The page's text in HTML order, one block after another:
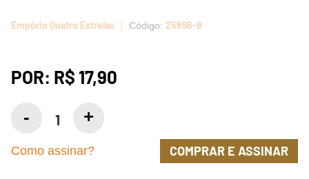
Empório Quatro Estrelas 25896-8
POR: R$ 17,90
Como assinar? COMPRAR E ASSINAR